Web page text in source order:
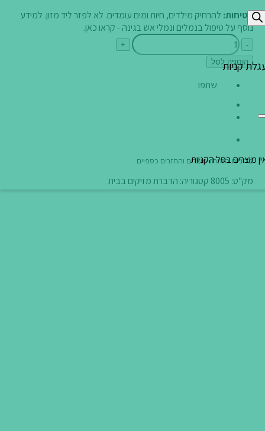
קניות
מוצרים בסל הקניות.
בטיחות: להרחיק מילדים, חיות ומים עומדים. לא לפזר ליד מזון. למידע
נוסף על טיפול בנמלים ונמלי אש בגינה -קראו כאן.
-
כמות
של
טופגריין
+
הוספה לסל
שתפו
מדיניות החזרת מוצרים והחזרים כספיים
מק"ט: 8005 קטגוריה: הדברת מזיקים בבית